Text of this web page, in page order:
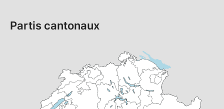
Partis cantonaux